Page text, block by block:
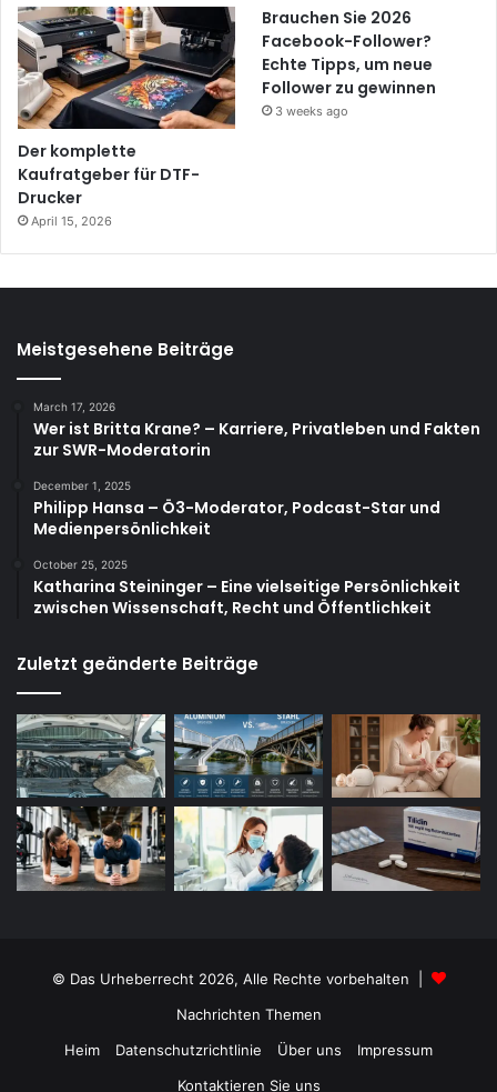
Der komplette
Kaufratgeber für DTF-
Drucker
April 15, 2026
Brauchen Sie 2026
Facebook-Follower?
Echte Tipps, um neue
Follower zu gewinnen
3 weeks ago
Meistgesehene Beiträge
March 17, 2026
Wer ist Britta Krane? – Karriere, Privatleben und Fakten
zur SWR-Moderatorin
December 1, 2025
Philipp Hansa – Ö3-Moderator, Podcast-Star und
Medienpersönlichkeit
October 25, 2025
Katharina Steininger – Eine vielseitige Persönlichkeit
zwischen Wissenschaft, Recht und Öffentlichkeit
Zuletzt geänderte Beiträge
© Das Urheberrecht 2026, Alle Rechte vorbehalten |
Nachrichten Themen
Heim
Datenschutzrichtlinie Über uns
Impressum
Kontaktieren Sie uns